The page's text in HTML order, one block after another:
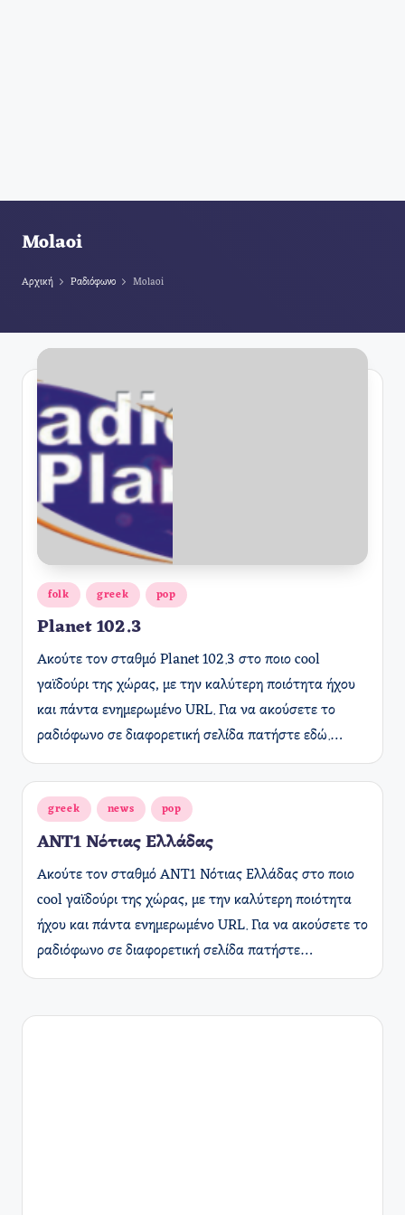
Molaoi
Αρχική Ραδιόφωνο Molaoi
Αναρτήθηκε
σε
folk greek pop
Planet 102.3
Ακούτε τον σταθμό Planet 102.3 στο ποιο cool
γαϊδούρι της χώρας, με την καλύτερη ποιότητα ήχου
και πάντα ενημερωμένο URL. Για να ακούσετε το
ραδιόφωνο σε διαφορετική σελίδα πατήστε εδώ.…
Αναρτήθηκε
greek news pop
ANT1 Νότιας Ελλάδας
Ακούτε τον σταθμό ANT1 Νότιας Ελλάδας στο ποιο
cool γαϊδούρι της χώρας, με την καλύτερη ποιότητα
ήχου και πάντα ενημερωμένο URL. Για να ακούσετε το
ραδιόφωνο σε διαφορετική σελίδα πατήστε…